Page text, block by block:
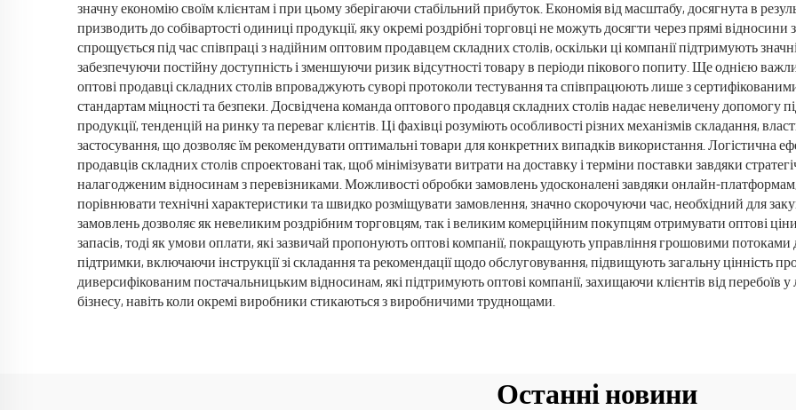
значну економію своїм клієнтам і при цьому зберігаючи стабільний прибуток. Економія від масштабу, досягнута в
призводить до собівартості одиниці продукції, яку окремі роздрібні торговці не можуть досягти через прямі
спрощується під час співпраці з надійним оптовим продавцем складних столів, оскільки ці компанії підтримують
забезпечуючи постійну доступність і зменшуючи ризик відсутності товару в періоди пікового попиту. Ще однією
оптові продавці складних столів впроваджують суворі протоколи тестування та співпрацюють лише з
стандартам міцності та безпеки. Досвідчена команда оптового продавця складних столів надає невеличену
продукції, тенденцій на ринку та переваг клієнтів. Ці фахівці розуміють особливості різних механізмів складання,
застосування, що дозволяє їм рекомендувати оптимальні товари для конкретних випадків використання. Логістична
продавців складних столів спроектовані так, щоб мінімізувати витрати на доставку і терміни поставки завдяки
налагодженим відносинам з перевізниками. Можливості обробки замовлень удосконалені завдяки онлайн-
порівнювати технічні характеристики та швидко розміщувати замовлення, значно скорочуючи час, необхідний для
замовлень дозволяє як невеликим роздрібним торговцям, так і великим комерційним покупцям отримувати оптові
запасів, тоді як умови оплати, які зазвичай пропонують оптові компанії, покращують управління грошовими
підтримки, включаючи інструкції зі складання та рекомендації щодо обслуговування, підвищують загальну цінність
диверсифікованим постачальницьким відносинам, які підтримують оптові компанії, захищаючи клієнтів від перебоїв у
бізнесу, навіть коли окремі виробники стикаються з виробничими труднощами.
Останні новини